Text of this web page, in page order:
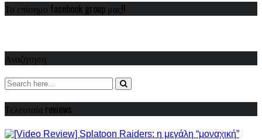
Το επίσημο facebook group μας!!
Αναζήτηση
Τελευταία reviews